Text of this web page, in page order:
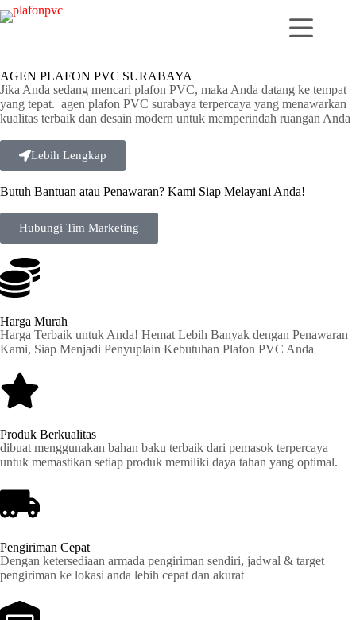
AGEN PLAFON PVC SURABAYA
Jika Anda sedang mencari plafon PVC, maka Anda datang ke tempat
yang tepat. agen plafon PVC surabaya terpercaya yang menawarkan
kualitas terbaik dan desain modern untuk memperindah ruangan Anda
Lebih Lengkap
Butuh Bantuan atau Penawaran? Kami Siap Melayani Anda!
Hubungi Tim Marketing
Harga Murah
Harga Terbaik untuk Anda! Hemat Lebih Banyak dengan Penawaran
Kami, Siap Menjadi Penyuplain Kebutuhan Plafon PVC Anda
Produk Berkualitas
dibuat menggunakan bahan baku terbaik dari pemasok terpercaya
untuk memastikan setiap produk memiliki daya tahan yang optimal.
Pengiriman Cepat
Dengan ketersediaan armada pengiriman sendiri, jadwal & target
pengiriman ke lokasi anda lebih cepat dan akurat